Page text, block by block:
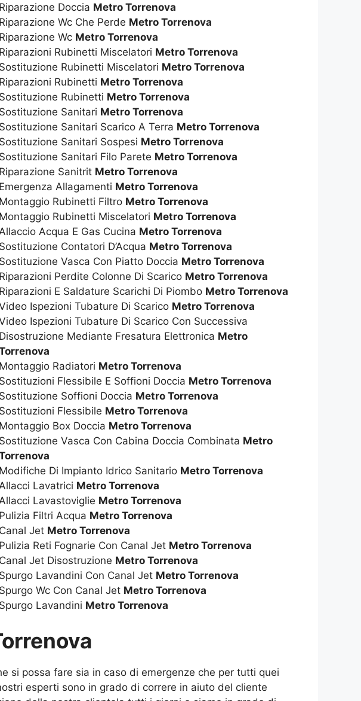
Riparazione Doccia Metro Torrenova
Riparazione Wc Che Perde Metro Torrenova
Riparazione Wc Metro Torrenova
Riparazioni Rubinetti Miscelatori Metro Torrenova
Sostituzione Rubinetti Miscelatori Metro Torrenova
Riparazioni Rubinetti Metro Torrenova
Sostituzione Rubinetti Metro Torrenova
Sostituzione Sanitari Metro Torrenova
Sostituzione Sanitari Scarico A Terra Metro Torrenova
Sostituzione Sanitari Sospesi Metro Torrenova
Sostituzione Sanitari Filo Parete Metro Torrenova
Riparazione Sanitrit Metro Torrenova
Emergenza Allagamenti Metro Torrenova
Montaggio Rubinetti Filtro Metro Torrenova
Montaggio Rubinetti Miscelatori Metro Torrenova
Allaccio Acqua E Gas Cucina Metro Torrenova
Sostituzione Contatori D’Acqua Metro Torrenova
Sostituzione Vasca Con Piatto Doccia Metro Torrenova
Riparazioni Perdite Colonne Di Scarico Metro Torrenova
Riparazioni E Saldature Scarichi Di Piombo Metro Torrenova
Ispezioni Tubature Di Scarico Metro Torrenova
Ispezioni Tubature Di Scarico Con Successiva
Disostruzione Mediante Fresatura Elettronica Metro
Montaggio Radiatori Metro Torrenova
Sostituzioni Flessibile E Soffioni Doccia Metro Torrenova
Sostituzione Soffioni Doccia Metro Torrenova
Sostituzioni Flessibile Metro Torrenova
Montaggio Box Doccia Metro Torrenova
Sostituzione Vasca Con Cabina Doccia Combinata Metro
Modifiche Di Impianto Idrico Sanitario Metro Torrenova
Allacci Lavatrici Metro Torrenova
Allacci Lavastoviglie Metro Torrenova
Pulizia Filtri Acqua Metro Torrenova
Canal Jet Metro Torrenova
Pulizia Reti Fognarie Con Canal Jet Metro Torrenova
Canal Jet Disostruzione Metro Torrenova
Spurgo Lavandini Con Canal Jet Metro Torrenova
Spurgo Wc Con Canal Jet Metro Torrenova
Spurgo Lavandini Metro Torrenova
si possa fare sia in caso di emergenze che per tutti quei
esperti sono in grado di correre in aiuto del cliente